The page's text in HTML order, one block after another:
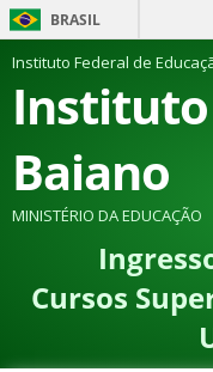
BRASIL
Instituto Federal de
Baiano
MINISTÉRIO DA EDUCAÇÃO
Cursos